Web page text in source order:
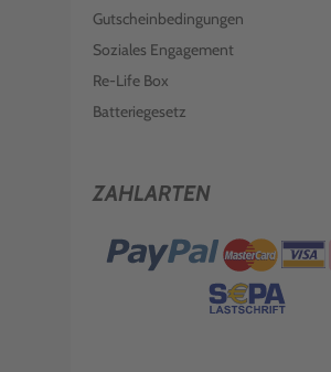
Gutscheinbedingungen
Soziales Engagement
Re-Life Box
Batteriegesetz
ZAHLARTEN